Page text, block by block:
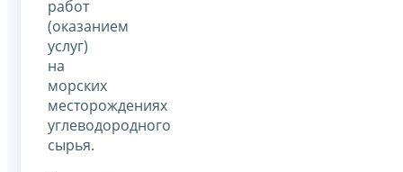
работ
(оказанием
услуг)
на
морских
месторождениях
углеводородного
сырья.